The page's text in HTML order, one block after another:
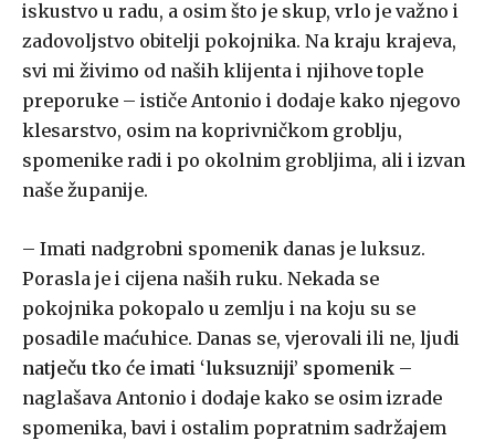
iskustvo u radu, a osim što je skup, vrlo je važno i
zadovoljstvo obitelji pokojnika. Na kraju krajeva,
svi mi živimo od naših klijenta i njihove tople
preporuke – ističe Antonio i dodaje kako njegovo
klesarstvo, osim na koprivničkom groblju,
spomenike radi i po okolnim grobljima, ali i izvan
naše županije.
– Imati nadgrobni spomenik danas je luksuz.
Porasla je i cijena naših ruku. Nekada se
pokojnika pokopalo u zemlju i na koju su se
posadile maćuhice. Danas se, vjerovali ili ne, ljudi
natječu tko će imati ‘luksuzniji’ spomenik –
naglašava Antonio i dodaje kako se osim izrade
spomenika, bavi i ostalim popratnim sadržajem